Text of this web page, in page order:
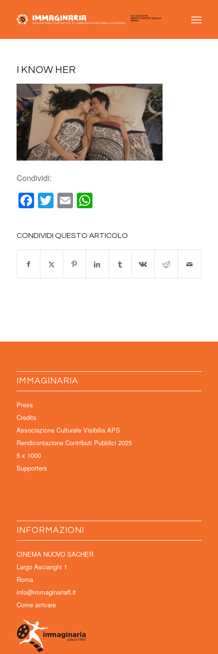
I KNOW HER
Condividi:
Facebook
Twitter
EmailWhatsApp
CONDIVIDI QUESTO ARTICOLO
IMMAGINARIA
Press
Credits
Associazione Culturale Visibilia APS
Rendicontazione Contributi Pubblici 2025
5 x 1000
Supporters
INFORMAZIONI
CINEMA NUOVO SACHER
Largo Ascianghi 1
Roma
info@immaginariaff.it
Come arrivare